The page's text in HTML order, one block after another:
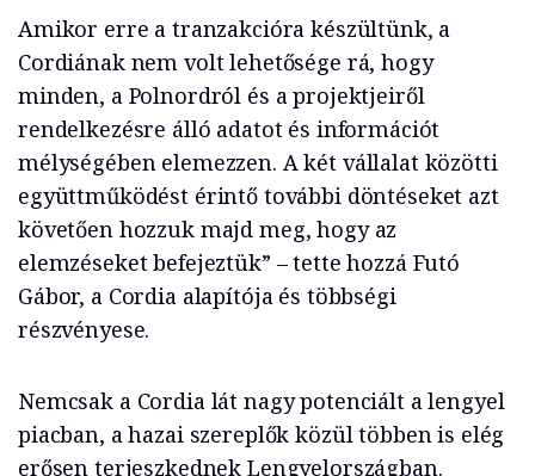
Amikor erre a tranzakcióra készültünk, a
Cordiának nem volt lehetősége rá, hogy
minden, a Polnordról és a projektjeiről
rendelkezésre álló adatot és információt
mélységében elemezzen. A két vállalat közötti
együttműködést érintő további döntéseket azt
követően hozzuk majd meg, hogy az
elemzéseket befejeztük” – tette hozzá Futó
Gábor, a Cordia alapítója és többségi
részvényese.
Nemcsak a Cordia lát nagy potenciált a lengyel
piacban, a hazai szereplők közül többen is elég
erősen terjeszkednek Lengyelországban.